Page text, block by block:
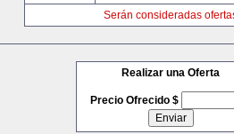
Serán consideradas
Realizar una Oferta
Precio Ofrecido $